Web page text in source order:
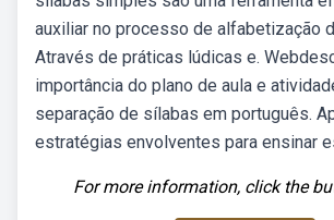
auxiliar no processo de alfabetização
Através de práticas lúdicas e.
importância do plano de aula e
separação de sílabas em português.
estratégias envolventes para ensinar
For more information, click the